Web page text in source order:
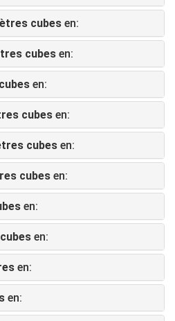
cubes en:
cubes en:
en:
cubes en:
cubes en:
cubes en:
en:
en:
en:
en: